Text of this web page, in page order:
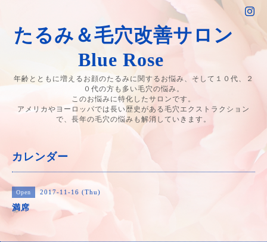
たるみ＆毛穴改善サロン
Blue Rose
年齢とともに増えるお顔のたるみに関するお悩み、そして１０代、２
０代の方も多い毛穴の悩み。
このお悩みに特化したサロンです。
アメリカやヨーロッパでは長い歴史がある毛穴エクストラクション
で、長年の毛穴の悩みも解消していきます。
カレンダー
Open 2017-11-16 (Thu)
満席